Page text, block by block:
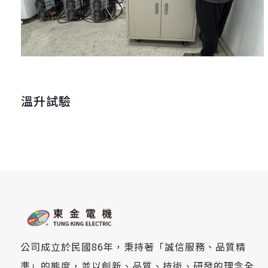
溫升試驗
公司成立於民國86年，秉持著「誠信服務、品質精